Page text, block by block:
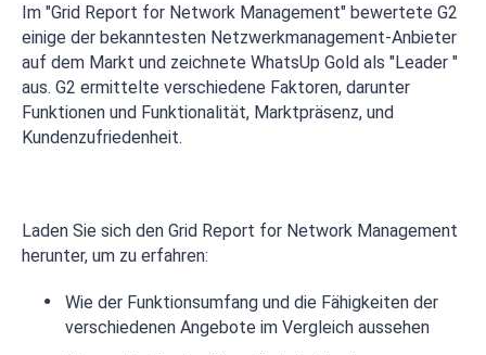
Im "Grid Report for Network Management" bewertete G2
einige der bekanntesten Netzwerkmanagement-Anbieter
auf dem Markt und zeichnete WhatsUp Gold als "Leader "
aus. G2 ermittelte verschiedene Faktoren, darunter
Funktionen und Funktionalität, Marktpräsenz, und
Kundenzufriedenheit.
Laden Sie sich den Grid Report for Network Management
herunter, um zu erfahren:
Wie der Funktionsumfang und die Fähigkeiten der
verschiedenen Angebote im Vergleich aussehen